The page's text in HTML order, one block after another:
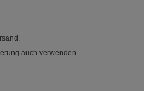
auch verwenden.